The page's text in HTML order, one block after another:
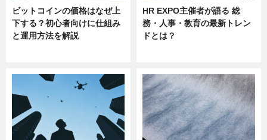
ビットコインの価格はなぜ上
下する？初心者向けに仕組み
と運用方法を解説
HR EXPO主催者が語る 総
務・人事・教育の最新トレン
ドとは？